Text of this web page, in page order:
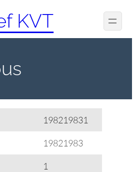
KVT
198219831
19821983
1